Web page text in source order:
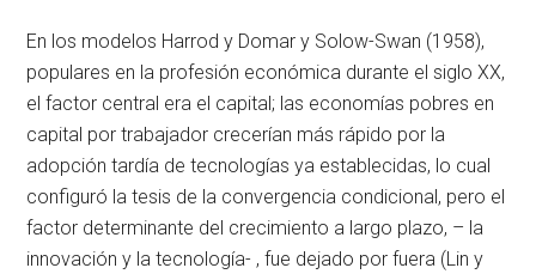
En los modelos Harrod y Domar y Solow-Swan (1958),
populares en la profesión económica durante el siglo XX,
el factor central era el capital; las economías pobres en
capital por trabajador crecerían más rápido por la
adopción tardía de tecnologías ya establecidas, lo cual
configuró la tesis de la convergencia condicional, pero el
factor determinante del crecimiento a largo plazo, – la
innovación y la tecnología- , fue dejado por fuera (Lin y